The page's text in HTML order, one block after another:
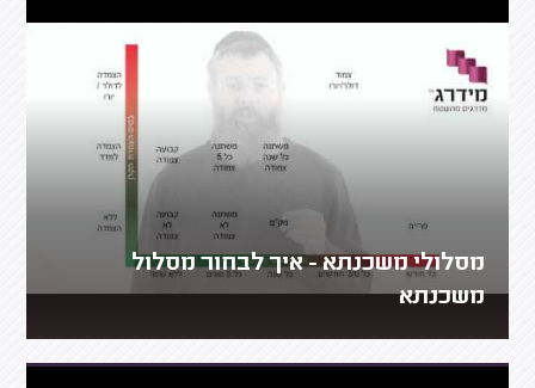
מסלולי משכנתא - איך לבחור מסלול
משכנתא